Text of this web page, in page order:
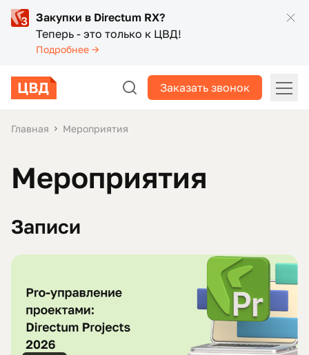
Закупки в Directum RX?
Теперь - это только к ЦВД!
Подробнее →
Заказать звонок
Главная Мероприятия
Мероприятия
Записи